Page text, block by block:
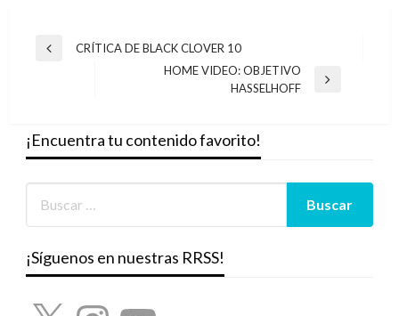
Navegación
Entrada
CRÍTICA DE BLACK CLOVER 10
HOME VIDEO: OBJETIVO
HASSELHOFF
¡Encuentra tu contenido favorito!
¡Síguenos en nuestras RRSS!
X InstagramYouTube